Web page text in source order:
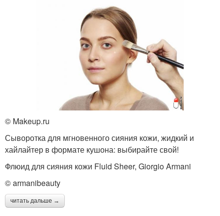
© Makeup.ru
Сыворотка для мгновенного сияния кожи, жидкий и
хайлайтер в формате кушона: выбирайте свой!
Флюид для сияния кожи Fluid Sheer, Giorgio Armani
© armanibeauty
читать дальше →